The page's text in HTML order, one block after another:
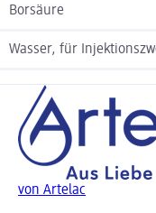
Borsäure
Wasser, für
von Artelac